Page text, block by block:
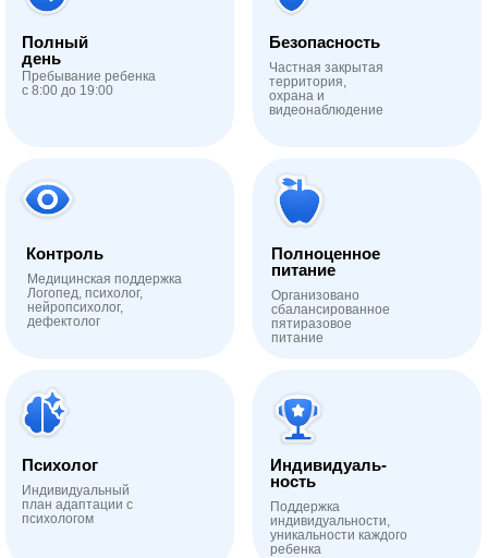
Полноценное
питание
Психолог
Медицинская поддержка
Логопед, психолог,
нейропсихолог,
дефектолог
Частная закрытая
территория,
охрана и
видеонаблюдение
Пребывание ребенка
с 8:00 до 19:00
Организовано
сбалансированное
пятиразовое
питание
Индивидуальный
план адаптации с
психологом
Поддержка
индивидуальности,
уникальности каждого
ребенка
Индивидуаль-
ность
Контроль
Безопасность
Полный
день